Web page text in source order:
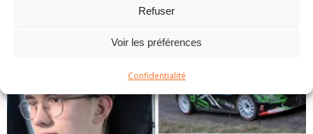
Refuser
Voir les préférences
Confidentialité